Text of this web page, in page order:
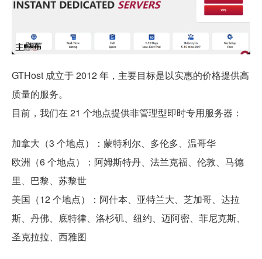
GTHost 成立于 2012 年，主要目标是以实惠的价格提供高
质量的服务。
目前，我们在 21 个地点提供非管理型即时专用服务器：
加拿大（3 个地点）：蒙特利尔、多伦多、温哥华
欧洲（6 个地点）：阿姆斯特丹、法兰克福、伦敦、马德
里、巴黎、苏黎世
美国（12 个地点）：阿什本、亚特兰大、芝加哥、达拉
斯、丹佛、底特律、洛杉矶、纽约、迈阿密、菲尼克斯、
圣克拉拉、西雅图